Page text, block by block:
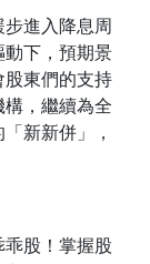
進入降息周
下，預期景
東們的支持
，繼續為全
新新併」，
股！掌握股